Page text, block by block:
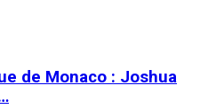
de Monaco : Joshua